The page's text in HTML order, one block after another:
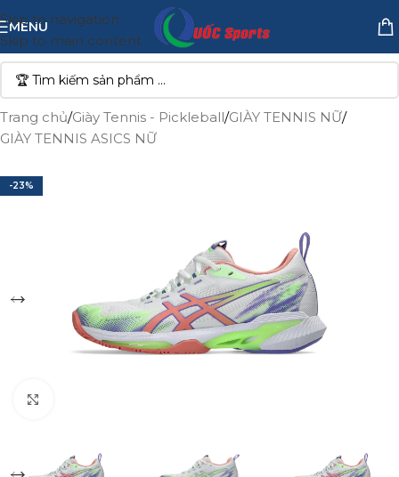
Skip to navigation
Skip to main content
MENU
Trang chủ/Giày Tennis - Pickleball/GIÀY TENNIS NỮ/
GIÀY TENNIS ASICS NỮ
-23%